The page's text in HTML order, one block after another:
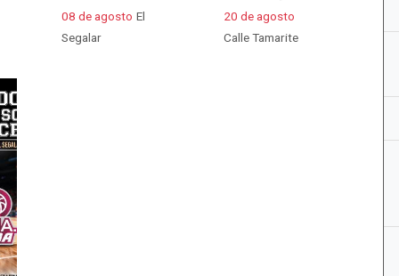
08 de agosto El
Segalar
20 de agosto
Calle Tamarite